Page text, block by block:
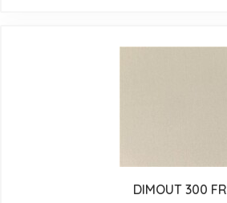
DIMOUT 300 FR